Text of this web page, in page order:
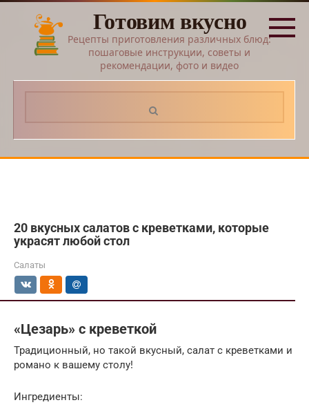
Перейти
контенту
Готовим вкусно
Рецепты приготовления различных блюд:
пошаговые инструкции, советы и
рекомендации, фото и видео
20 вкусных салатов с креветками, которые
украсят любой стол
Салаты
«Цезарь» с креветкой
Традиционный, но такой вкусный, салат с креветками и
романо к вашему столу!
Ингредиенты: